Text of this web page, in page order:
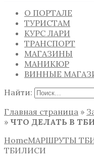
О ПОРТАЛЕ
ТУРИСТАМ
КУРС ЛАРИ
ТРАНСПОРТ
МАГАЗИНЫ
МАНИКЮР
ВИННЫЕ
Найти:
Главная страница »
» ЧТО ДЕЛАТЬ В
HomeМАРШРУТЫ
ТБИЛИСИ